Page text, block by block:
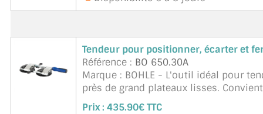
Tendeur pour positionner, écarter et
Référence : BO 650.30A
Marque : BOHLE - L'outil idéal pour
près de grand plateaux lisses.
bord de plans de travail ...
Prix : 435.90€ TTC